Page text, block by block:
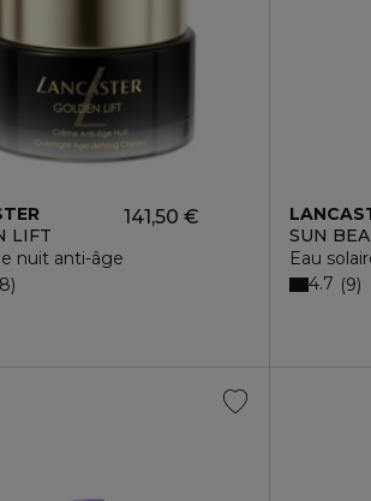
LIFT
nuit anti-âge
141,50 €
SUN
Eau
4.7 9